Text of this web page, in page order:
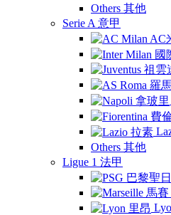
Others 其他
Serie A 意甲
Others 其他
Ligue 1 法甲